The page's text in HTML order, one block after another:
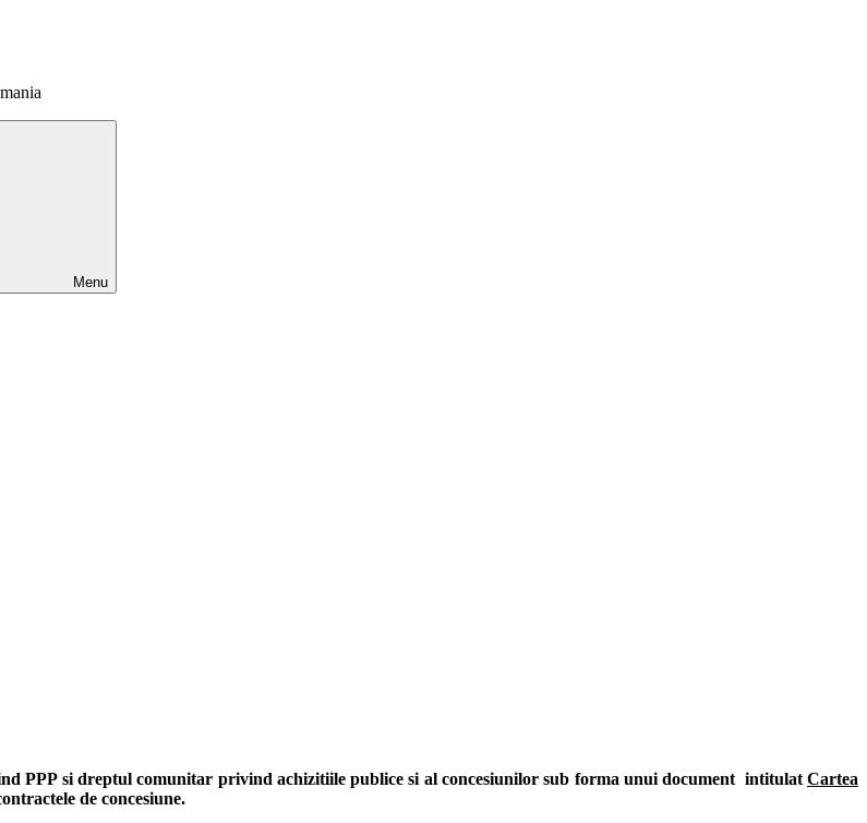
Menu
PPP si dreptul comunitar privind achizitiile publice si al concesiunilor sub forma unui document intitulat Cartea
de concesiune.